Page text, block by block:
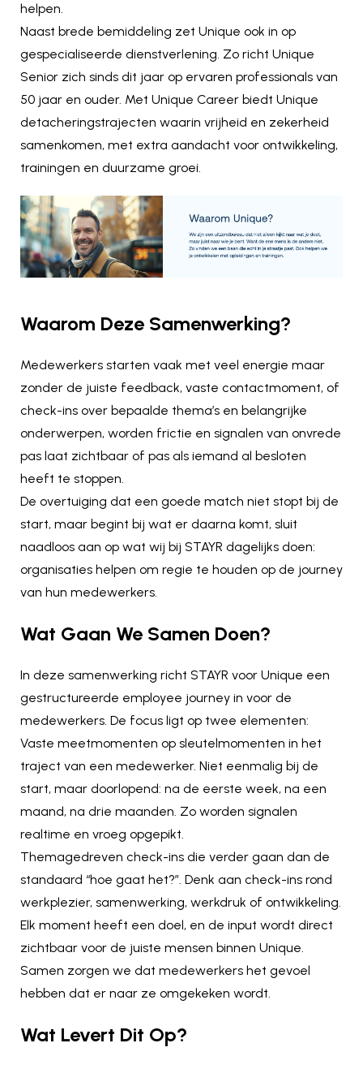
helpen.
Naast brede bemiddeling zet Unique ook in op
gespecialiseerde dienstverlening. Zo richt Unique
Senior zich sinds dit jaar op ervaren professionals van
50 jaar en ouder. Met Unique Career biedt Unique
detacheringstrajecten waarin vrijheid en zekerheid
samenkomen, met extra aandacht voor ontwikkeling,
trainingen en duurzame groei.
Waarom Deze Samenwerking?
Medewerkers starten vaak met veel energie maar
zonder de juiste feedback, vaste contactmoment, of
check-ins over bepaalde thema’s en belangrijke
onderwerpen, worden frictie en signalen van onvrede
pas laat zichtbaar of pas als iemand al besloten
heeft te stoppen.
De overtuiging dat een goede match niet stopt bij de
start, maar begint bij wat er daarna komt, sluit
naadloos aan op wat wij bij STAYR dagelijks doen:
organisaties helpen om regie te houden op de journey
van hun medewerkers.
Wat Gaan We Samen Doen?
In deze samenwerking richt STAYR voor Unique een
gestructureerde employee journey in voor de
medewerkers. De focus ligt op twee elementen:
Vaste meetmomenten op sleutelmomenten in het
traject van een medewerker. Niet eenmalig bij de
start, maar doorlopend: na de eerste week, na een
maand, na drie maanden. Zo worden signalen
realtime en vroeg opgepikt.
Themagedreven check-ins die verder gaan dan de
standaard “hoe gaat het?”. Denk aan check-ins rond
werkplezier, samenwerking, werkdruk of ontwikkeling.
Elk moment heeft een doel, en de input wordt direct
zichtbaar voor de juiste mensen binnen Unique.
Samen zorgen we dat medewerkers het gevoel
hebben dat er naar ze omgekeken wordt.
Wat Levert Dit Op?